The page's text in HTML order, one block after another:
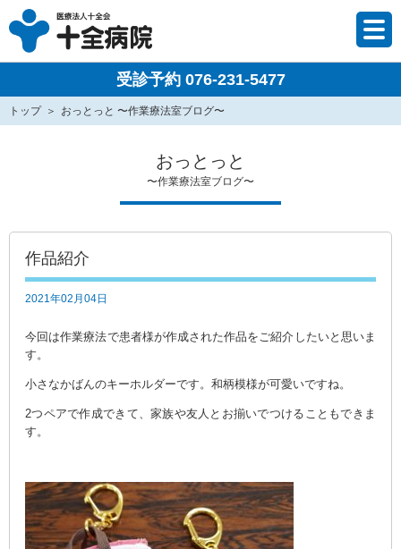
受診予約 076-231-5477
トップ おっとっと 〜作業療法室ブログ〜
おっとっと
〜作業療法室ブログ〜
作品紹介
2021年02月04日
今回は作業療法で患者様が作成された作品をご紹介したいと思いま
す。
小さなかばんのキーホルダーです。和柄模様が可愛いですね。
2つペアで作成できて、家族や友人とお揃いでつけることもできま
す。